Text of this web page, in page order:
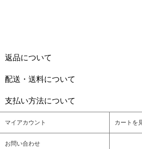
返品について
配送・送料について
支払い方法について
マイアカウント カートを
お問い合わせ